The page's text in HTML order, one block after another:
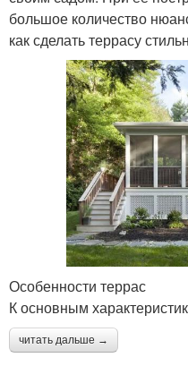
большое количество
как сделать террасу
Особенности террас
К основным
читать дальше →